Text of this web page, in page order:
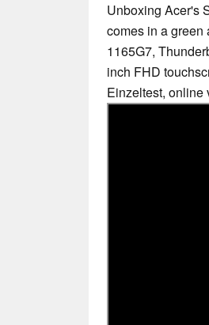
Unboxing Acer's
comes in a green
1165G7,
inch FHD
Einzeltest, online